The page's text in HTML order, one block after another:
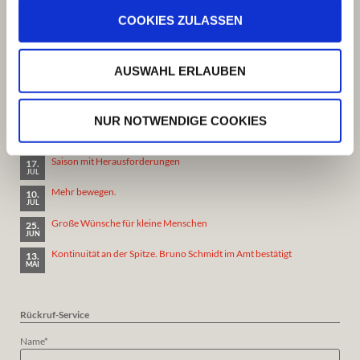
COOKIES ZULASSEN
AUSWAHL ERLAUBEN
NUR NOTWENDIGE COOKIES
In Google Maps öffnen
Aktuelle News
JUL
Soziale Mobilität in der Metropolregion Nürnberg
17.
JUL
Saison mit Herausforderungen
10.
JUL
Mehr bewegen.
25.
JUN
Große Wünsche für kleine Menschen
13.
MAI
Kontinuität an der Spitze. Bruno Schmidt im Amt bestätigt
Rückruf-Service
Pflichtfeld
Name*